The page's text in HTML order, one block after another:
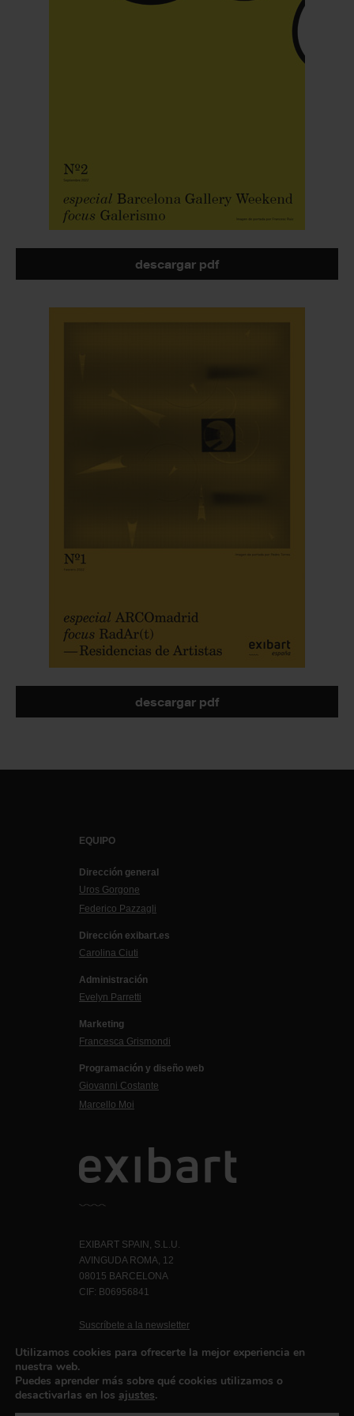
descargar pdf
descargar pdf
EQUIPO
Dirección general
Uros Gorgone
Federico Pazzagli
Dirección exibart.es
Carolina Ciuti
Administración
Evelyn Parretti
Marketing
Francesca Grismondi
Programación y diseño web
Giovanni Costante
Marcello Moi
EXIBART SPAIN, S.L.U.
AVINGUDA ROMA, 12
08015 BARCELONA
CIF: B06956841
Suscríbete a la newsletter
Política de privacidad
Utilizamos cookies para ofrecerte la mejor experiencia en
nuestra web.
Puedes aprender más sobre qué cookies utilizamos o
desactivarlas en los ajustes.